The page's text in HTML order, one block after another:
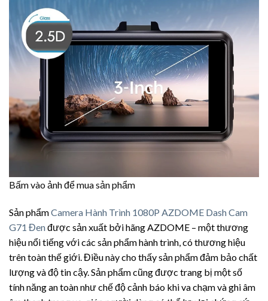
Bấm vào ảnh để mua sản phẩm
Sản phẩmCamera Hành Trình 1080P AZDOME Dash Cam
G71 Đenđược sản xuất bởi hãng AZDOME – một thương
hiệu nổi tiếng với các sản phẩm hành trình, có thương hiệu
trên toàn thế giới. Điều này cho thấy sản phẩm đảm bảo chất
lượng và độ tin cậy. Sản phẩm cũng được trang bị một số
tính năng an toàn như chế độ cảnh báo khi va chạm và ghi âm